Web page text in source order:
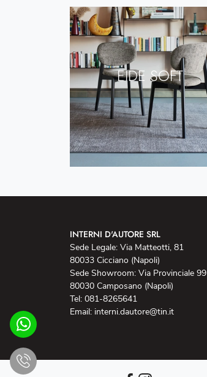
EIDE SOFT
INTERNI D'AUTORE SRL
Sede Legale: Via Matteotti, 81
80033 Cicciano (Napoli)
Sede Showroom: Via Provinciale 99
80030 Camposano (Napoli)
Tel: 081-8265641
Email: interni.dautore@tin.it